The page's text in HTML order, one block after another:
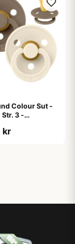
Colour Sut -
3 -
kr